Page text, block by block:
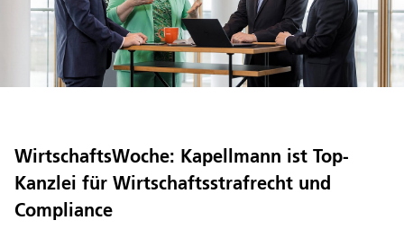
WirtschaftsWoche: Kapellmann ist Top-
Kanzlei für Wirtschaftsstrafrecht und
Compliance